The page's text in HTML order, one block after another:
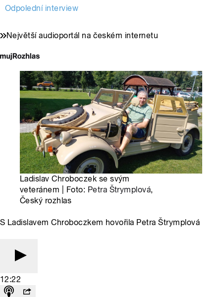
Odpolední interview
Největší audioportál na českém internetu
Ladislav Chroboczek se svým
veteránem | Foto: Petra Štrymplová,
Český rozhlas
S Ladislavem Chroboczkem hovořila Petra Štrymplová
12:22